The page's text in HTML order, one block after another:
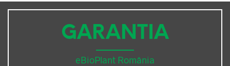
GARANTIA
eBioPlant România